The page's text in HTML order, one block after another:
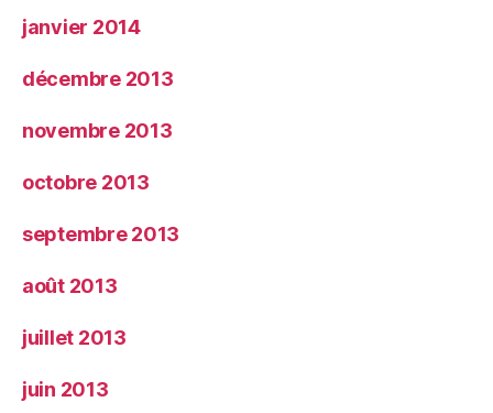
janvier 2014
décembre 2013
novembre 2013
octobre 2013
septembre 2013
août 2013
juillet 2013
juin 2013